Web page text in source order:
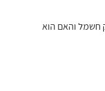
חשמל והאם הוא